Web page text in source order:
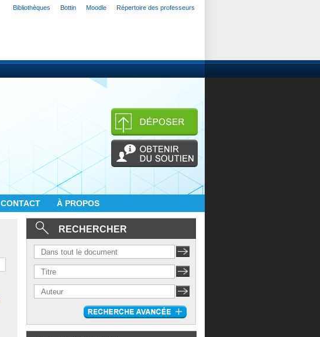
Bibliothèques Bottin Moodle Répertoire des professeurs
CONTACT À PROPOS
RECHERCHER